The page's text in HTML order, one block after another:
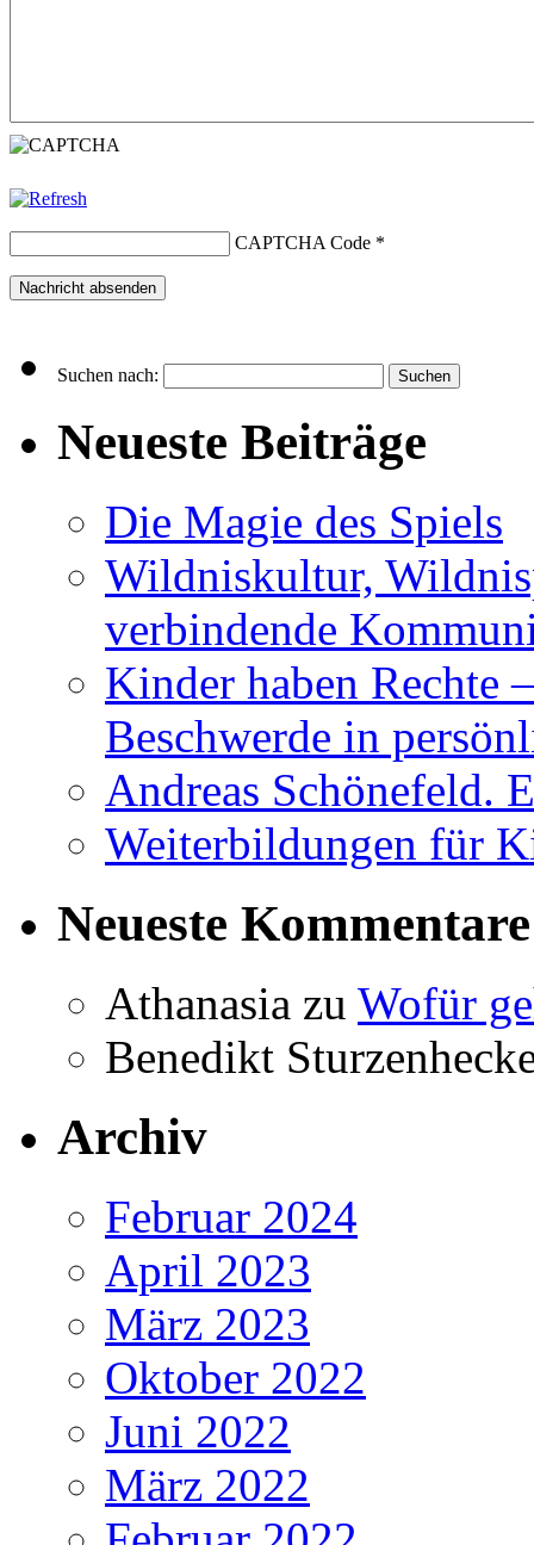
CAPTCHA Code *
Suchen nach:
Neueste Beiträge
Die Magie des Spiels
Wildniskultur,
verbindende
Kinder haben Rechte
Beschwerde in
Andreas Schönefeld.
Weiterbildungen für
Neueste Kommentare
Athanasia zu Wofür
Benedikt
Archiv
Februar 2024
April 2023
März 2023
Oktober 2022
Juni 2022
März 2022